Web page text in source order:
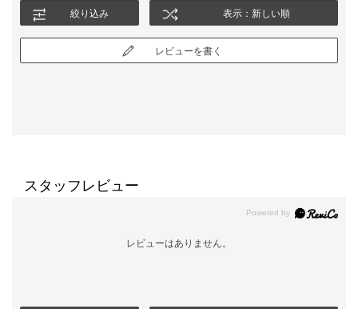
何故かな、と考えて多分詰まったブラウスに、ラウンドのノーカ
試しにジャケットをゆるくⅤにしてみたらしっくりきました。
自分の顔や全体の雰囲気にもよると思いますので、お似合いにな
絞り込み 表示：新しい順
レビューを書く
スタッフレビュー
レビューはありません。